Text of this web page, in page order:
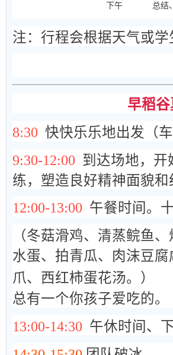
下午 总结
注：行程会根据天气或
早稻
8:30 快快乐乐地出发（
9:30-12:00 到达场地，开
练，塑造良好精神面貌和
12:00-13:00 午餐时间。
（冬菇滑鸡、清蒸鲩鱼
水蛋、拍青瓜、肉沫豆
爪、西红柿蛋花汤。）
总有一个你孩子爱吃的。
13:00-14:30 午休时间、